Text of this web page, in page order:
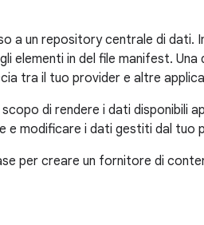
a un repository centrale di dati.
elementi in del file manifest.
tra il tuo provider e altre
di rendere i dati disponibili
e modificare i dati gestiti dal tuo
per creare un fornitore di